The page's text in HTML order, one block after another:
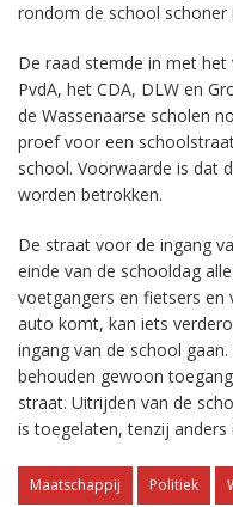
rondom de school schoner
De raad stemde in met
PvdA, het CDA, DLW en
de Wassenaarse scholen
proef voor een
school. Voorwaarde is dat
worden betrokken.
De straat voor de ingang
einde van de schooldag
voetgangers en fietsers en
auto komt, kan iets
ingang van de school
behouden gewoon
straat. Uitrijden van de
is toegelaten, tenzij anders
Maatschappij Politiek